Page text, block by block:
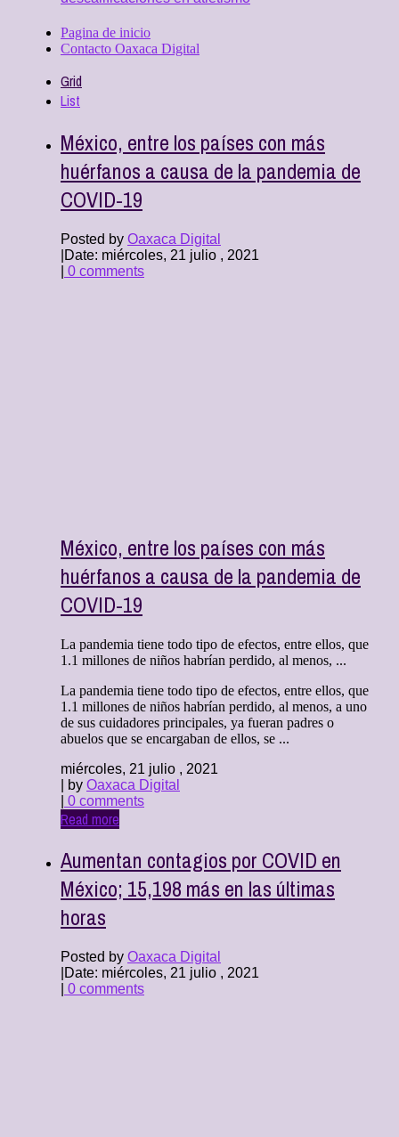
Pagina de inicio
Contacto Oaxaca Digital
Grid
List
México, entre los países con más
huérfanos a causa de la pandemia de
COVID-19
Posted by Oaxaca Digital
Date: miércoles, 21 julio , 2021
0 comments
México, entre los países con más
huérfanos a causa de la pandemia de
COVID-19
La pandemia tiene todo tipo de efectos, entre ellos, que
1.1 millones de niños habrían perdido, al menos, ...
La pandemia tiene todo tipo de efectos, entre ellos, que
1.1 millones de niños habrían perdido, al menos, a uno
de sus cuidadores principales, ya fueran padres o
abuelos que se encargaban de ellos, se ...
miércoles, 21 julio , 2021
| by Oaxaca Digital
0 comments
Read more
Aumentan contagios por COVID en
México; 15,198 más en las últimas
horas
Posted by Oaxaca Digital
Date: miércoles, 21 julio , 2021
0 comments